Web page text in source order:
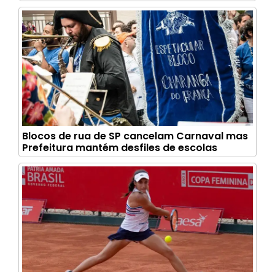
Blocos de rua de SP cancelam Carnaval mas
Prefeitura mantém desfiles de escolas